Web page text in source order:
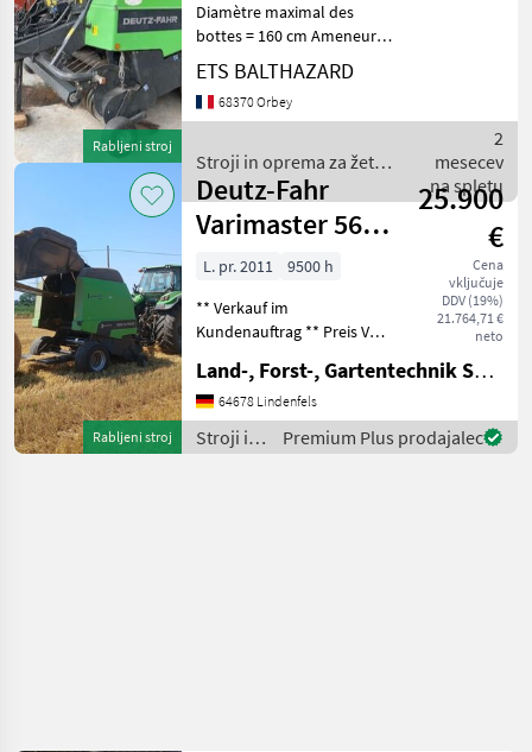
Rabljeni stroj
Diamètre maximal des
bottes = 160 cm Ameneur
rotatif Liage mixte ficelle-
filet Ejecteur de balles Kit
basse densité Lubrification
Eclairag
ETS BALTHAZARD
68370 Orbey
Stroji in oprema za žetev
in spravilo / Deutz Fahr
2
mesecev
na spletu
Rabljeni stroj
Deutz-Fahr
Varimaster 560
OC
25.900
€
Cena
vključuje
DDV (19%)
21.764,71 €
neto
L. pr. 2011
9500 h
** Verkauf im
Kundenauftrag ** Preis VHB
14 Messer - 2ter
Riemenantrieb - Satz
Blindmesser -
Bedienterminal -
Land-, Forst-, Gartentechnik Seitz e.K.
64678 Lindenfels
Stroji in
oprema
Premium Plus prodajalec